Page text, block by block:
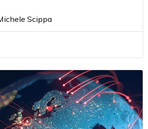
Scippa